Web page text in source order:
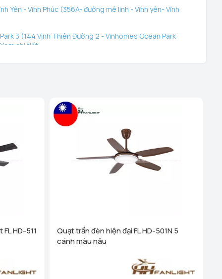
Yên - Vĩnh Phúc (356A- đường mê linh - Vĩnh yên- Vĩnh
3 (144 Vịnh Thiên Đường 2 - Vinhomes Ocean Park
Xem chi tiết
Dương (189 Ngô Quyền, P. Thanh Trung, Hải Dương)
Quang (Cổng Nhà Văn Hóa TDP Thôn Tân Phúc, Thị
Hóa (Số 07 Đại Lộ Lê Lợi (Đối diện công viên Hội An)
Trang)
- Nghệ An (58a Phạm Đình Toái, Phường Hà Huy Tập,
HD-511
Quạt trần đèn hiện đại FL HD-501N 5
cánh màu nâu